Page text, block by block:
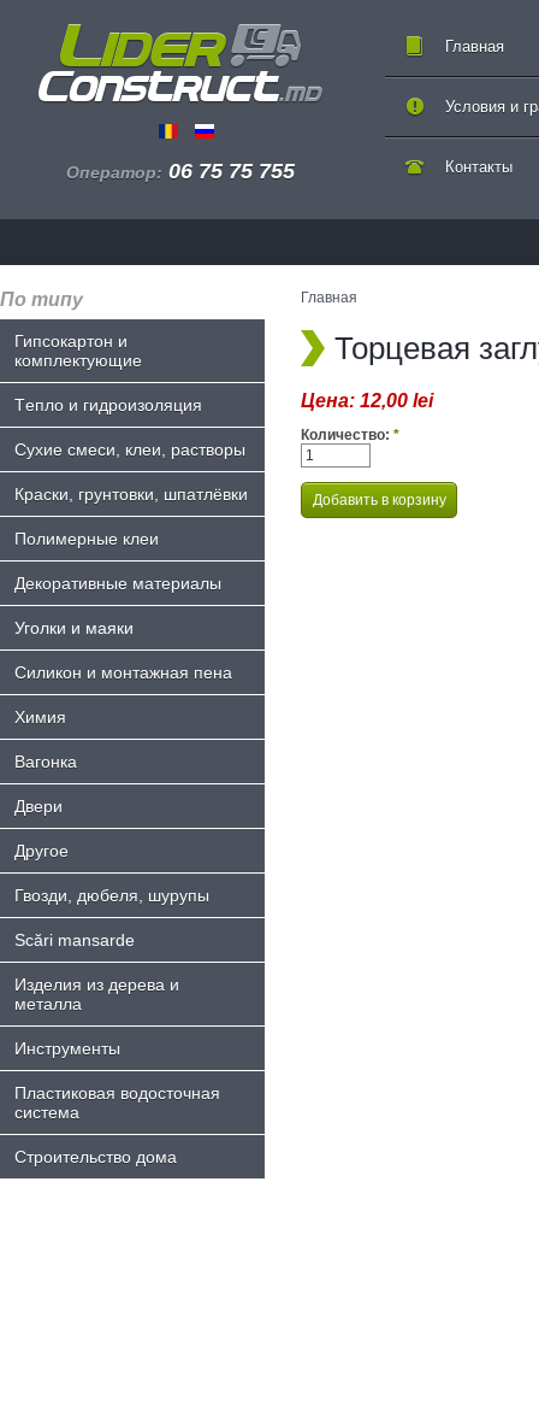
Оператор: 06 75 75 755
Главная
Контакты
Условия и
По типу
Гипсокартон и
комплектующие
Tепло и гидроизоляция
Сухие смеси, клеи, растворы
Краски, грунтовки, шпатлёвки
Полимерные клеи
Декоративные материалы
Уголки и маяки
Силикон и монтажная пена
Химия
Bагонка
Двери
Другое
Гвозди, дюбеля, шурупы
Scări mansarde
Изделия из дерева и
металла
Инструменты
Пластиковая водосточная
система
Строительство дома
Главная
Торцевая
Цена: 12,00 lei
Количество: *